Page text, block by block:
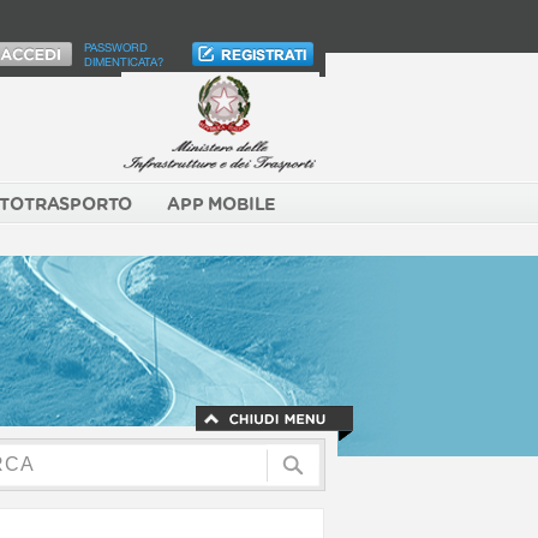
PASSWORD
DIMENTICATA?
APP MOBILE